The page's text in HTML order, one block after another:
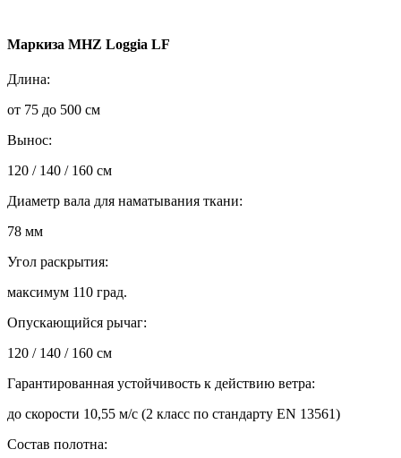
Маркиза MHZ Loggia LF
Длина:
от 75 до 500 см
Вынос:
120 / 140 / 160 см
Диаметр вала для наматывания ткани:
78 мм
Угол раскрытия:
максимум 110 град.
Опускающийся рычаг:
120 / 140 / 160 см
Гарантированная устойчивость к действию ветра:
до скорости 10,55 м/с (2 класс по стандарту EN 13561)
Состав полотна: